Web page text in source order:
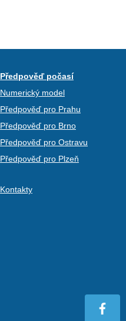
Předpověď počasí
Numerický model
Předpověď pro Prahu
Předpověď pro Brno
Předpověď pro Ostravu
Předpověď pro Plzeň
Kontakty